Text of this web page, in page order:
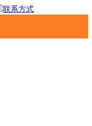
联系方式